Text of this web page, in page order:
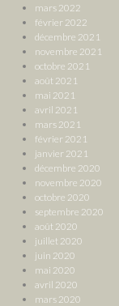
mars 2022
février 2022
décembre 2021
novembre 2021
octobre 2021
août 2021
mai 2021
avril 2021
mars 2021
février 2021
janvier 2021
décembre 2020
novembre 2020
octobre 2020
septembre 2020
août 2020
juillet 2020
juin 2020
mai 2020
avril 2020
mars 2020